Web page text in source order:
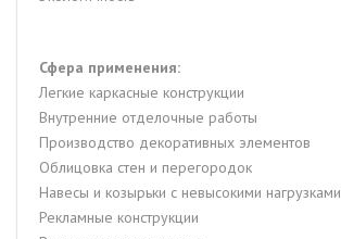
Сфера применения:
Легкие каркасные конструкции
Внутренние отделочные работы
Производство декоративных элементов
Облицовка стен и перегородок
Навесы и козырьки с невысокими нагрузками
Рекламные конструкции